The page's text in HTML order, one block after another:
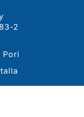
2
Pori